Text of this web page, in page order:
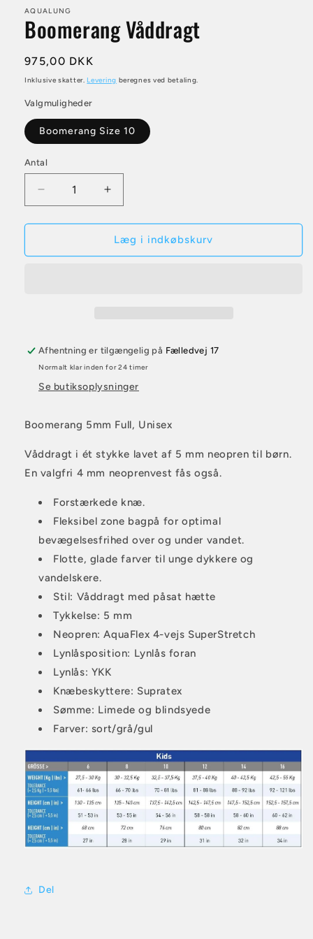
AQUALUNG
Boomerang Våddragt
Normalpris
975,00 DKK
Inklusive skatter. Levering beregnes ved betaling.
Valgmuligheder
Boomerang Size 10
Antal
Antal
Reducer
antallet
for
Våddragt
Øg
antallet
for
Boomerang
Våddragt
Læg i indkøbskurv
Afhentning er tilgængelig på Fælledvej 17
Normalt klar inden for 24 timer
Se butiksoplysninger
Boomerang 5mm Full, Unisex
Våddragt i ét stykke lavet af 5 mm neopren til børn.
En valgfri 4 mm neoprenvest fås også.
Forstærkede knæ.
Fleksibel zone bagpå for optimal
bevægelsesfrihed over og under vandet.
Flotte, glade farver til unge dykkere og
vandelskere.
Stil: Våddragt med påsat hætte
Tykkelse: 5 mm
Neopren: AquaFlex 4-vejs SuperStretch
Lynlåsposition: Lynlås foran
Lynlås: YKK
Knæbeskyttere: Supratex
Sømme: Limede og blindsyede
Farver: sort/grå/gul
Del